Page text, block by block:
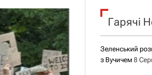
Гарячі
Зеленський
з Вучичем 8